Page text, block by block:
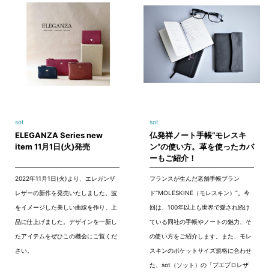
sot
ELEGANZA Series new
item 11月1日(火)発売
2022年11月1日(火)より、エレガンザ
レザーの新作を発売いたしました。波
をイメージした美しい曲線を作り、上
品に仕上げました。デザインを一新し
たアイテムをぜひこの機会にご覧くだ
さい。
sot
仏発祥ノート手帳“モレスキ
ン”の使い方。革を使ったカバ
ーもご紹介！
フランスが生んだ老舗手帳ブラン
ド“MOLESKINE（モレスキン）”。今
回は、100年以上も世界で愛され続け
ている同社の手帳やノートの魅力、そ
の使い方をご紹介します。また、モレ
スキンのポケットサイズ規格に合わせ
た、sot（ソット）の「プエブロレザ